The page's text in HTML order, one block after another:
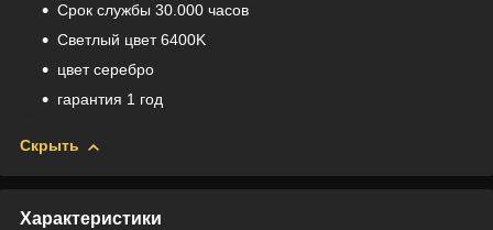
Срок службы 30.000 часов
Светлый цвет 6400K
цвет серебро
гарантия 1 год
Скрыть
Характеристики